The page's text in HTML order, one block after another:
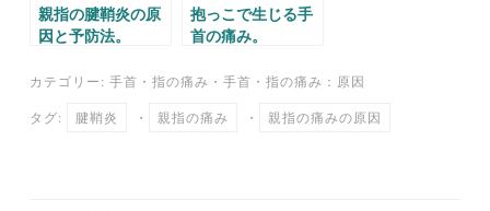
親指の腱鞘炎の原
因と予防法。
抱っこで生じる手
首の痛み。
カテゴリー: 手首・指の痛み ・ 手首・指の痛み：原因
タグ: 腱鞘炎 ・ 親指の痛み ・ 親指の痛みの原因